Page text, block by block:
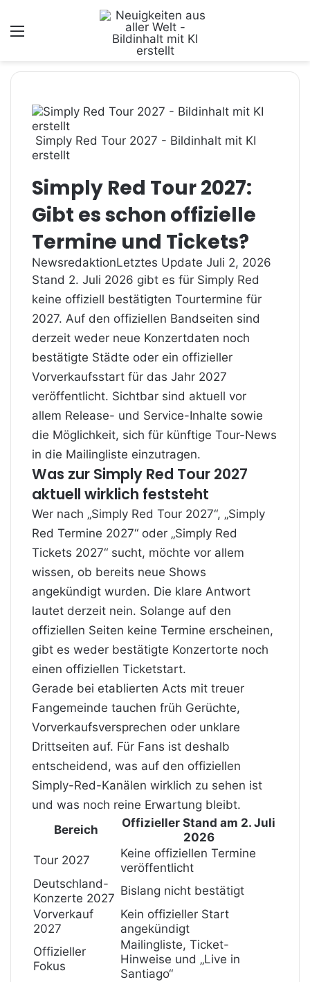
Simply Red Tour 2027 - Bildinhalt mit KI
erstellt
Simply Red Tour 2027:
Gibt es schon offizielle
Termine und Tickets?
NewsredaktionLetztes Update Juli 2, 2026
Stand 2. Juli 2026 gibt es für Simply Red
keine offiziell bestätigten Tourtermine für
2027. Auf den offiziellen Bandseiten sind
derzeit weder neue Konzertdaten noch
bestätigte Städte oder ein offizieller
Vorverkaufsstart für das Jahr 2027
veröffentlicht. Sichtbar sind aktuell vor
allem Release- und Service-Inhalte sowie
die Möglichkeit, sich für künftige Tour-News
in die Mailingliste einzutragen.
Was zur Simply Red Tour 2027
aktuell wirklich feststeht
Wer nach „Simply Red Tour 2027“, „Simply
Red Termine 2027“ oder „Simply Red
Tickets 2027“ sucht, möchte vor allem
wissen, ob bereits neue Shows
angekündigt wurden. Die klare Antwort
lautet derzeit nein. Solange auf den
offiziellen Seiten keine Termine erscheinen,
gibt es weder bestätigte Konzertorte noch
einen offiziellen Ticketstart.
Gerade bei etablierten Acts mit treuer
Fangemeinde tauchen früh Gerüchte,
Vorverkaufsversprechen oder unklare
Drittseiten auf. Für Fans ist deshalb
entscheidend, was auf den offiziellen
Simply-Red-Kanälen wirklich zu sehen ist
und was noch reine Erwartung bleibt.
Bereich
Offizieller Stand am 2. Juli
2026
Tour 2027
Keine offiziellen Termine
veröffentlicht
Deutschland-
Konzerte 2027
Bislang nicht bestätigt
Vorverkauf
2027
Kein offizieller Start
angekündigt
Offizieller
Fokus
Mailingliste, Ticket-
Hinweise und „Live in
Santiago“